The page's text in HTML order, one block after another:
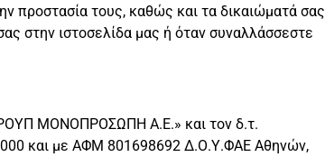
προστασία τους, καθώς και τα δικαιώματά σας
στην ιστοσελίδα μας ή όταν συναλλάσσεστε
ΜΟΝΟΠΡΟΣΩΠΗ Α.Ε.» και τον δ.τ.
και με ΑΦΜ 801698692 Δ.Ο.Υ.ΦΑΕ Αθηνών,